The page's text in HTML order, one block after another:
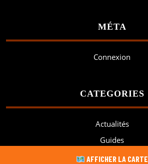
AFFICHER LA CARTE
MÉTA
Connexion
CATEGORIES
Actualités
Guides
Non classé